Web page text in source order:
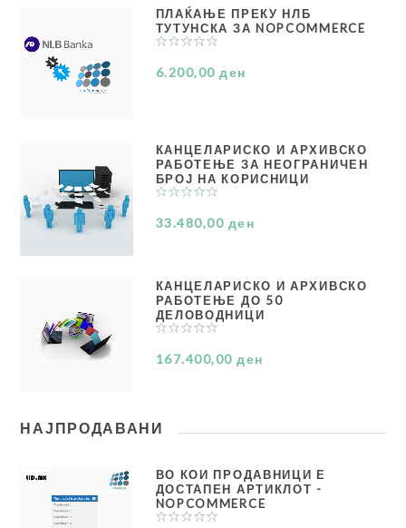
ПЛАЌАЊЕ ПРЕКУ НЛБ
ТУТУНСКА ЗА NOPCOMMERCE
6.200,00 ден
КАНЦЕЛАРИСКО И АРХИВСКО
РАБОТЕЊЕ ЗА НЕОГРАНИЧЕН
БРОЈ НА КОРИСНИЦИ
33.480,00 ден
КАНЦЕЛАРИСКО И АРХИВСКО
РАБОТЕЊЕ ДО 50
ДЕЛОВОДНИЦИ
167.400,00 ден
НАЈПРОДАВАНИ
ВО КОИ ПРОДАВНИЦИ Е
ДОСТАПЕН АРТИКЛОТ -
NOPCOMMERCE